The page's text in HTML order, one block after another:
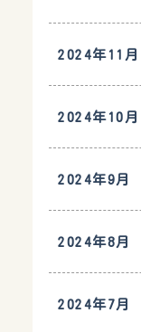
2024年11月
2024年10月
2024年9月
2024年8月
2024年7月